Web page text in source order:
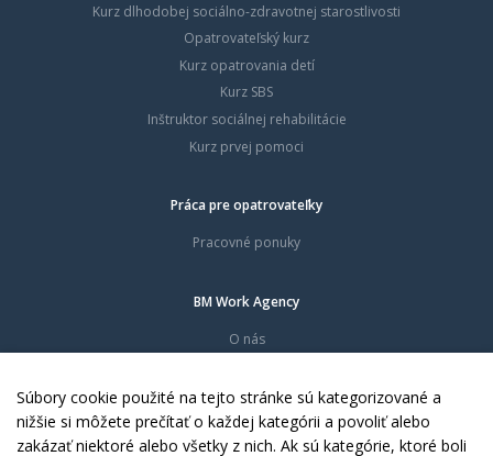
Kurz dlhodobej sociálno-zdravotnej starostlivosti
Opatrovateľský kurz
Kurz opatrovania detí
Kurz SBS
Inštruktor sociálnej rehabilitácie
Kurz prvej pomoci
Práca pre opatrovateľky
Pracovné ponuky
BM Work Agency
O nás
Dokumenty
Kontakty
Súbory cookie použité na tejto stránke sú kategorizované a
nižšie si môžete prečítať o každej kategórii a povoliť alebo
zakázať niektoré alebo všetky z nich. Ak sú kategórie, ktoré boli